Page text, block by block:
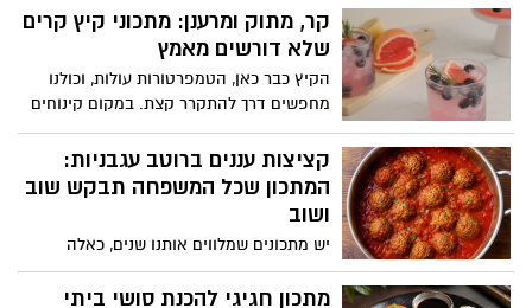
צבעוני? לכאורה, מה כבר קרה? זה הרי “רק
קרח עם טעם”. לא שוקולד, לא עוגה ולא
ממתק כבד. משהו קטן, קר ותמים כמעט.
קר, מתוק ומרענן: מתכוני קיץ קרים
שלא דורשים מאמץ
הקיץ כבר כאן, הטמפרטורות עולות, וכולנו
מחפשים דרך להתקרר קצת. במקום קינוחים
כבדים או משקאות שדורשים יותר מדי
התעסקות, אפשר להכין בבית מתכונים קרים
שמתאימים לאירוח, להפסקה מתוקה באמצע
היום או לסיום מרענן של ארוחה קיצית
המתכונים באדיבות מחלקת התזונה של מותג
מוצרי החשמל Teka
קציצות עננים ברוטב עגבניות:
המתכון שכל המשפחה תבקש שוב
ושוב
יש מתכונים שמלווים אותנו שנים, כאלה
שממלאים את הבית בריח של ילדות, שבת
ומשפחה. קציצות הבשר ברוטב עגבניות הן
מתכון חגיגי להכנת סושי ביתי